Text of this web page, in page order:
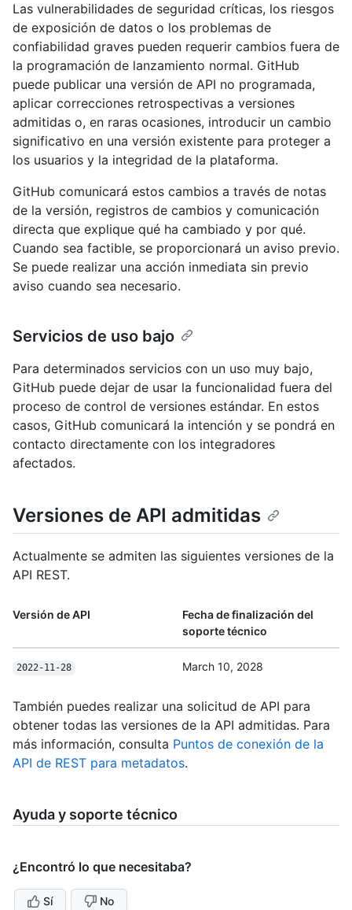
Las vulnerabilidades de seguridad críticas, los riesgos
de exposición de datos o los problemas de
confiabilidad graves pueden requerir cambios fuera de
la programación de lanzamiento normal. GitHub
puede publicar una versión de API no programada,
aplicar correcciones retrospectivas a versiones
admitidas o, en raras ocasiones, introducir un cambio
significativo en una versión existente para proteger a
los usuarios y la integridad de la plataforma.
GitHub comunicará estos cambios a través de notas
de la versión, registros de cambios y comunicación
directa que explique qué ha cambiado y por qué.
Cuando sea factible, se proporcionará un aviso previo.
Se puede realizar una acción inmediata sin previo
aviso cuando sea necesario.
Servicios de uso bajo
Para determinados servicios con un uso muy bajo,
GitHub puede dejar de usar la funcionalidad fuera del
proceso de control de versiones estándar. En estos
casos, GitHub comunicará la intención y se pondrá en
contacto directamente con los integradores
afectados.
Versiones de API admitidas
Actualmente se admiten las siguientes versiones de la
API REST.
Versión de API
Fecha de finalización del
soporte técnico
2022-11-28 March 10, 2028
También puedes realizar una solicitud de API para
obtener todas las versiones de la API admitidas. Para
más información, consulta Puntos de conexión de la
API de REST para metadatos.
Ayuda y soporte técnico
¿Encontró lo que necesitaba?
Sí No